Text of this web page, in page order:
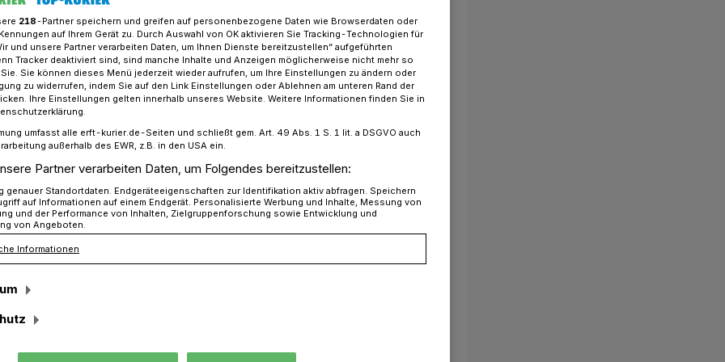
Feiern. Und nur einen handfesten Ehekrach!
Und nur
Ehekrach!
die kölsche Karnevalsnacht, war
ein großer Publikumsmagnet: 1.800
„Blumen Esser“-Gelände bis spät in
218-Partner speichern und greifen auf personenbezogene Daten wie Browserdaten oder
auf Ihrem Gerät zu. Durch Auswahl von OK aktivieren Sie Tracking-Technologien für
und unsere Partner verarbeiten Daten, um Ihnen Dienste bereitzustellen“ aufgeführten
Tracker deaktiviert sind, sind manche Inhalte und Anzeigen möglicherweise nicht mehr so
Sie können dieses Menü jederzeit wieder aufrufen, um Ihre Einstellungen zu ändern oder
zu widerrufen, indem Sie auf den Link Einstellungen oder Ablehnen am unteren Rand der
Ihre Einstellungen gelten innerhalb unseres Website. Weitere Informationen finden Sie in
umfasst alle erft-kurier.de-Seiten und schließt gem. Art. 49 Abs. 1 S. 1 lit. a DSGVO auch
außerhalb des EWR, z.B. in den USA ein.
Partner verarbeiten Daten, um Folgendes bereitzustellen:
genauer Standortdaten. Endgeräteeigenschaften zur Identifikation aktiv abfragen. Speichern
auf Informationen auf einem Endgerät. Personalisierte Werbung und Inhalte, Messung von
und der Performance von Inhalten, Zielgruppenforschung sowie Entwicklung und
von Angeboten.
Informationen